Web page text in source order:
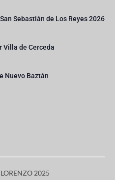
Sebastián de Los Reyes 2026
Villa de Cerceda
Nuevo Baztán
2025